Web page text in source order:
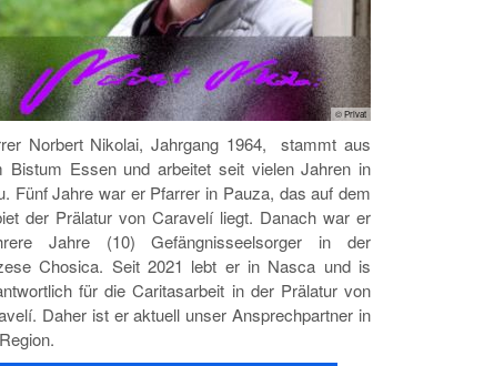
© Privat
Norbert Nikolai, Jahrgang 1964, stammt aus
Bistum Essen und arbeitet seit vielen Jahren in
Fünf Jahre war er Pfarrer in Pauza, das auf dem
der Prälatur von Caravelí liegt. Danach war er
Jahre (10) Gefängnisseelsorger in der
Chosica. Seit 2021 lebt er in Nasca und is
für die Caritasarbeit in der Prälatur von
Daher ist er aktuell unser Ansprechpartner in